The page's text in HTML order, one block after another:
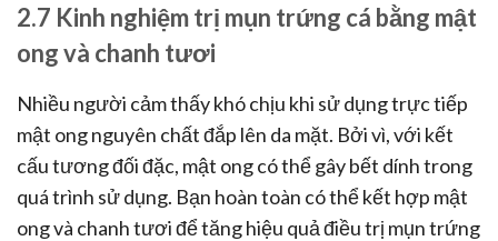
2.7 Kinh nghiệm trị mụn trứng cá bằng mật
ong và chanh tươi
Nhiều người cảm thấy khó chịu khi sử dụng trực tiếp
mật ong nguyên chất đắp lên da mặt. Bởi vì, với kết
cấu tương đối đặc, mật ong có thể gây bết dính trong
quá trình sử dụng. Bạn hoàn toàn có thể kết hợp mật
ong và chanh tươi để tăng hiệu quả điều trị mụn trứng